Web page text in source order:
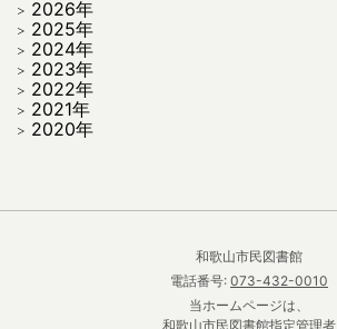
2026年
2025年
2024年
2023年
2022年
2021年
2020年
和歌山市民図書館
電話番号: 073-432-0010
当ホームページは、
和歌山市民図書館指定管理者